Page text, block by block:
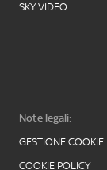
SKY VIDEO
Note legali:
GESTIONE COOKIE
COOKIE POLICY